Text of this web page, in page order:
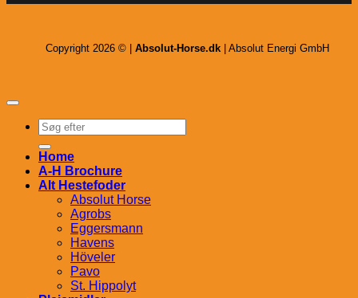
Copyright 2026 © | Absolut-Horse.dk| Absolut Energi GmbH
Søg
efter:
Home
A-H Brochure
Alt Hestefoder
Absolut Horse
Agrobs
Eggersmann
Havens
Höveler
Pavo
St. Hippolyt